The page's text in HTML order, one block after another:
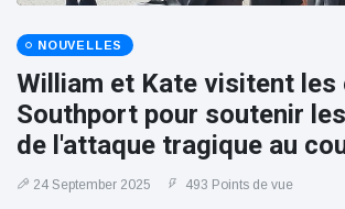
NOUVELLES
William et Kate visitent les
Southport pour soutenir
de l'attaque tragique au
24 September 2025 493 Points de vue